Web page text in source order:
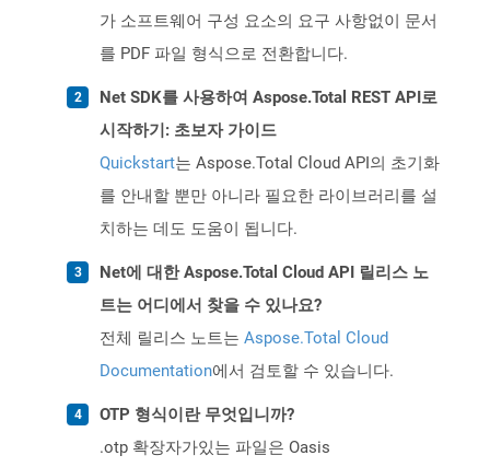
가 소프트웨어 구성 요소의 요구 사항없이 문서
를 PDF 파일 형식으로 전환합니다.
Net SDK를 사용하여 Aspose.Total REST API로
시작하기: 초보자 가이드
Quickstart는 Aspose.Total Cloud API의 초기화
를 안내할 뿐만 아니라 필요한 라이브러리를 설
치하는 데도 도움이 됩니다.
Net에 대한 Aspose.Total Cloud API 릴리스 노
트는 어디에서 찾을 수 있나요?
전체 릴리스 노트는 Aspose.Total Cloud
Documentation에서 검토할 수 있습니다.
OTP 형식이란 무엇입니까?
.otp 확장자가있는 파일은 Oasis